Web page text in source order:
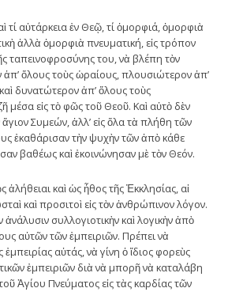
τί αὐτάρκεια ἐν Θεῷ, τί ὀμορφιά, ὀμορφιὰ
ἀλλὰ ὀμορφιὰ πνευματική, εἰς τρόπον
ταπεινοφροσύνης του, νὰ βλέπη τὸν
ὅλους τοὺς ὡραίους, πλουσιώτερον ἀπ’
δυνατώτερον ἀπ’ ὅλους τοὺς
μέσα εἰς τὸ φῶς τοῦ Θεοῦ. Καὶ αὐτὸ δὲν
ἅγιον Συμεών, ἀλλ’ εἰς ὅλα τὰ πλήθη τῶν
ἐκαθάρισαν τὴν ψυχὴν τῶν ἀπὸ κάθε
βαθέως καὶ ἐκοινώνησαν μὲ τὸν Θεόν.
καὶ ὡς ἦθος τῆς Ἐκκλησίας, αἱ
καὶ προσιτοὶ εἰς τὸν ἀνθρώπινον λόγον.
ἀνάλυσιν συλλογιοτικὴν καὶ λογικὴν ἀπὸ
αὐτῶν τῶν ἐμπειριῶν. Πρέπει νὰ
ἐμπειρίας αὐτάς, νὰ γίνη ὁ ἴδιος φορεὺς
ἐμπειριῶν διὰ νὰ μπορῆ νὰ καταλάβη
Ἁγίου Πνεύματος εἰς τὰς καρδίας τῶν